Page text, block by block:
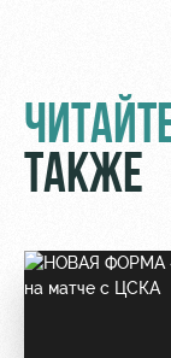
ТАКЖЕ